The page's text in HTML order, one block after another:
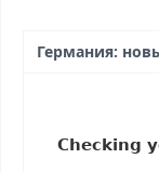
Германия: